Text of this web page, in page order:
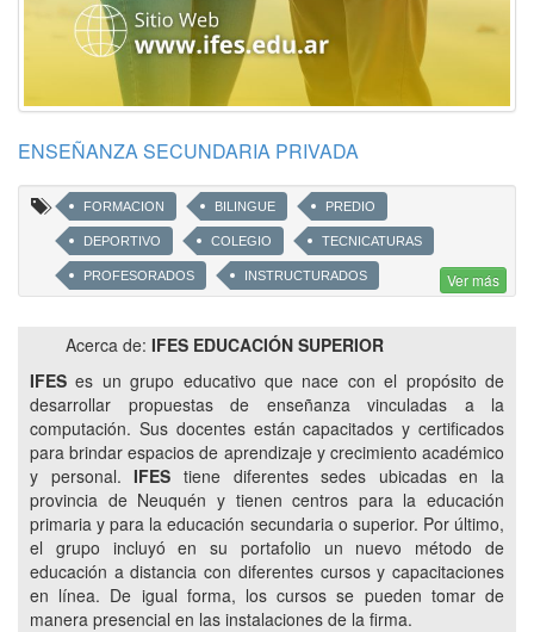
ENSEÑANZA SECUNDARIA PRIVADA
FORMACION BILINGUE PREDIO
DEPORTIVO COLEGIO TECNICATURAS
PROFESORADOS INSTRUCTURADOS
CAMPUS EDUCATIVO CVM
TECNICATURA EN SISTEMAS DE LA INFORMACION
TECNICATURA EN REDES Y COMUNICACION DE DATOS
TECNICATURA EN ADMINISTRACION DE EMPRESAS
TECNICATURA EN MARKETING
TECNICATURA EN RECURSOS HUMANOS
TECNICATURA EN MINERIA
TECNICATURA EN HIDROCARBUROS
TECNICATURA EN GEOLOGIA
Ver más
Acerca de: IFES EDUCACIÓN SUPERIOR
IFESes un grupo educativo que nace con el propósito de
desarrollar propuestas de enseñanza vinculadas a la
computación. Sus docentes están capacitados y certificados
para brindar espacios de aprendizaje y crecimiento académico
y personal. IFES tiene diferentes sedes ubicadas en la
provincia de Neuquén y tienen centros para la educación
primaria y para la educación secundaria o superior. Por último,
el grupo incluyó en su portafolio un nuevo método de
educación a distancia con diferentes cursos y capacitaciones
en línea. De igual forma, los cursos se pueden tomar de
manera presencial en las instalaciones de la firma.